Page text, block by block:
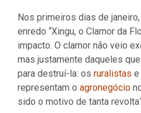
Nos primeiros dias de
enredo “Xingu, o Clamor da
impacto. O clamor não veio
mas justamente daqueles
para destruí-la: os ruralistas e
representam o agronegócio
sido o motivo de tanta